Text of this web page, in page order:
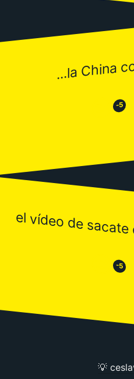
...la China
😒 -5
el vídeo de
😒 -5
💡